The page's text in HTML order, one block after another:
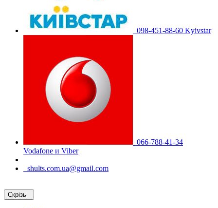
098-451-88-60 Kyivstar
066-788-41-34
Vodafone и Viber
shults.com.ua@gmail.com
Скрізь